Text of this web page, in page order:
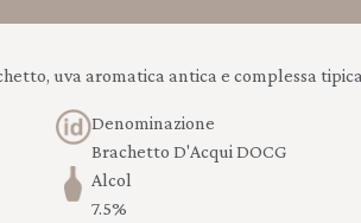
uva aromatica antica e complessa
Denominazione
Brachetto D'Acqui DOCG
Alcol
7.5%